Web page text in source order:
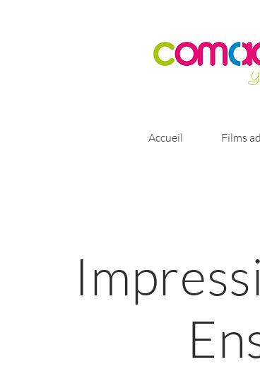
Accueil Films